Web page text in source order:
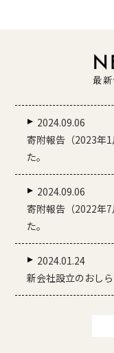
2024.09.06
寄附報告（2023年
た。
2024.09.06
寄附報告（2022年
た。
2024.01.24
新会社設立のおしら